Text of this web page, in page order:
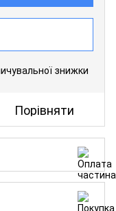
знижки
Порівняти